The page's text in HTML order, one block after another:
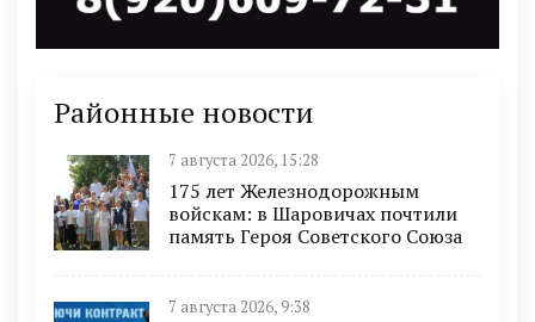
Районные новости
7 августа 2026, 15:28
175 лет Железнодорожным
войскам: в Шаровичах почтили
память Героя Советского Союза
7 августа 2026, 9:38